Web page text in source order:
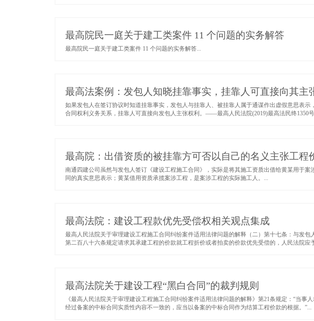
最高院民一庭关于建工类案件 11 个问题的实务解答
最高院民一庭关于建工类案件 11 个问题的实务解答...
最高法案例：发包人知晓挂靠事实，挂靠人可直接向其主
如果发包人在签订协议时知道挂靠事实，发包人与挂靠人、被挂靠人属于通谋作出虚假意思表
合同权利义务关系，挂靠人可直接向发包人主张权利。——最高人民法院(2019)最高法民终1350
最高院：出借资质的被挂靠方可否以自己的名义主张工程
南通四建公司虽然与发包人签订《建设工程施工合同》，实际是将其施工资质出借给黄某用于
同的真实意思表示；黄某借用资质承揽案涉工程，是案涉工程的实际施工人。...
最高法院：建设工程款优先受偿权相关观点集成
最高人民法院关于审理建设工程施工合同纠纷案件适用法律问题的解释（二）第十七条：与发
第二百八十六条规定请求其承建工程的价款就工程折价或者拍卖的价款优先受偿的，人民法院应
最高法院关于建设工程“黑白合同”的裁判规则
《最高人民法院关于审理建设工程施工合同纠纷案件适用法律问题的解释》第21条规定：“当事
经过备案的中标合同实质性内容不一致的，应当以备案的中标合同作为结算工程价款的根据。”...